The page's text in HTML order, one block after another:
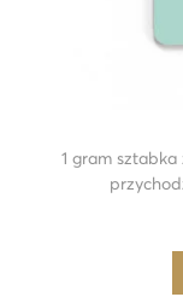
1 gram